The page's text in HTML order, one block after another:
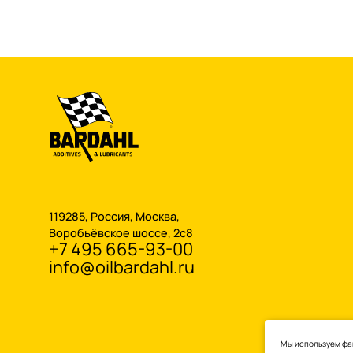
119285, Россия, Москва,
Воробьёвское шоссе, 2с8
+7 495 665-93-00
info@oilbardahl.ru
Мы используем